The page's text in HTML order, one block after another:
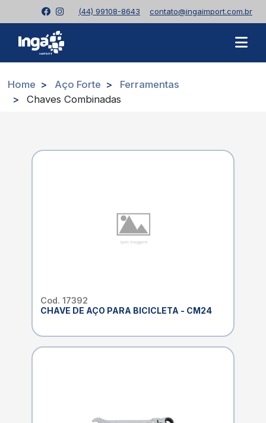
(44) 99108-8643 contato@ingaimport.com.br
Home Aço Forte
Ferramentas
Chaves Combinadas
Cod. 17392
CHAVE DE AÇO PARA BICICLETA - CM24